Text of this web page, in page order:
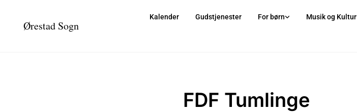
Ørestad Sogn
Kalender Gudstjenester For børn Musik og Kultur
FDF Tumlinge